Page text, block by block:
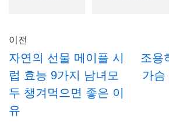
이전
자연의 선물 메이플 시
럽 효능 9가지 남녀모
두 챙겨먹으면 좋은 이
유
조용
가슴